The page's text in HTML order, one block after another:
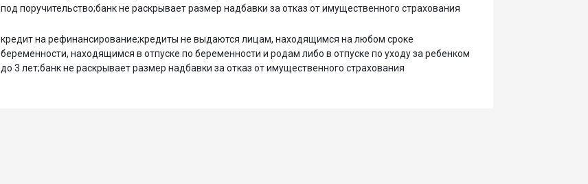
под поручительство;банк не раскрывает размер надбавки за отказ от имущественного страхования
кредит на рефинансирование;кредиты не выдаются лицам, находящимся на любом сроке
беременности, находящимся в отпуске по беременности и родам либо в отпуске по уходу за ребенком
до 3 лет;банк не раскрывает размер надбавки за отказ от имущественного страхования